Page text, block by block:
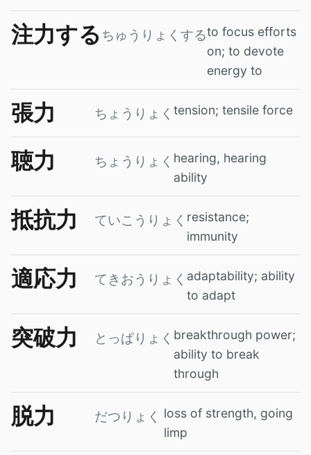
注力する ちゅうりょくするto focus efforts
on; to devote
energy to
張力 ちょうりょく tension; tensile force
聴力 ちょうりょく hearing, hearing
ability
抵抗力 ていこうりょく resistance;
immunity
適応力 てきおうりょく adaptability; ability
to adapt
突破力 とっぱりょく breakthrough power;
ability to break
through
脱力 だつりょく
loss of strength, going
limp